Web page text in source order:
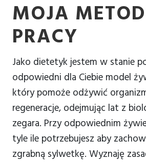
MOJA
PRACY
Jako dietetyk jestem w stanie
odpowiedni dla Ciebie model
który pomoże odżywić
regeneracje, odejmując lat z
zegara. Przy odpowiednim
tyle ile potrzebujesz aby
zgrabną sylwetkę. Wyznaję